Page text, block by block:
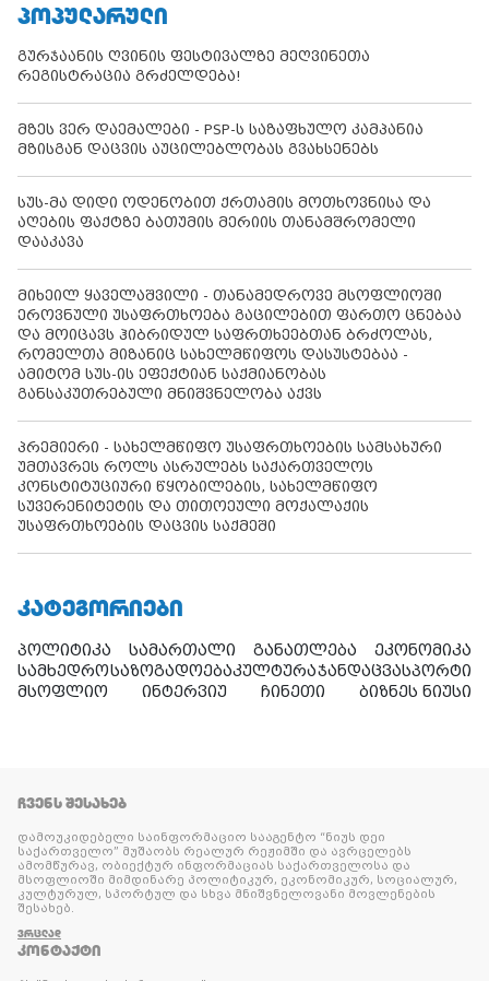
ᲞᲝᲞᲣᲚᲐᲠᲣᲚᲘ
გურჯაანის ღვინის ფესტივალზე მეღვინეთა
რეგისტრაცია გრძელდება!
მზეს ვერ დაემალები - PSP-ს საზაფხულო კამპანია
მზისგან დაცვის აუცილებლობას გვახსენებს
სუს-მა დიდი ოდენობით ქრთამის მოთხოვნისა და
აღების ფაქტზე ბათუმის მერიის თანამშრომელი
დააკავა
მიხეილ ყაველაშვილი - თანამედროვე მსოფლიოში
ეროვნული უსაფრთხოება გაცილებით ფართო ცნებაა
და მოიცავს ჰიბრიდულ საფრთხეებთან ბრძოლას,
რომელთა მიზანიც სახელმწიფოს დასუსტებაა -
ამიტომ სუს-ის ეფექტიან საქმიანობას
განსაკუთრებული მნიშვნელობა აქვს
პრემიერი - სახელმწიფო უსაფრთხოების სამსახური
უმთავრეს როლს ასრულებს საქართველოს
კონსტიტუციური წყობილების, სახელმწიფო
სუვერენიტეტის და თითოეული მოქალაქის
უსაფრთხოების დაცვის საქმეში
ᲙᲐᲢᲔᲒᲝᲠᲘᲔᲑᲘ
პოლიტიკა სამართალი განათლება
ეკონომიკა
სამხედროსაზოგადოებაკულტურაჯანდაცვასპორტი
მსოფლიო
ინტერვიუ ჩინეთი ბიზნეს ნიუსი
ᲩᲕᲔᲜᲡ ᲨᲔᲡᲐᲮᲔᲑ
დამოუკიდებელი საინფორმაციო სააგენტო “ნიუს დეი
საქართველო” მუშაობს რეალურ რეჟიმში და ავრცელებს
ამომწურავ, ობიექტურ ინფორმაციას საქართველოსა და
მსოფლიოში მიმდინარე პოლიტიკურ, ეკონომიკურ, სოციალურ,
კულტურულ, სპორტულ და სხვა მნიშვნელოვანი მოვლენების
შესახებ.
ᲕᲠᲪᲚᲐᲓ
ᲙᲝᲜᲢᲐᲥᲢᲘ